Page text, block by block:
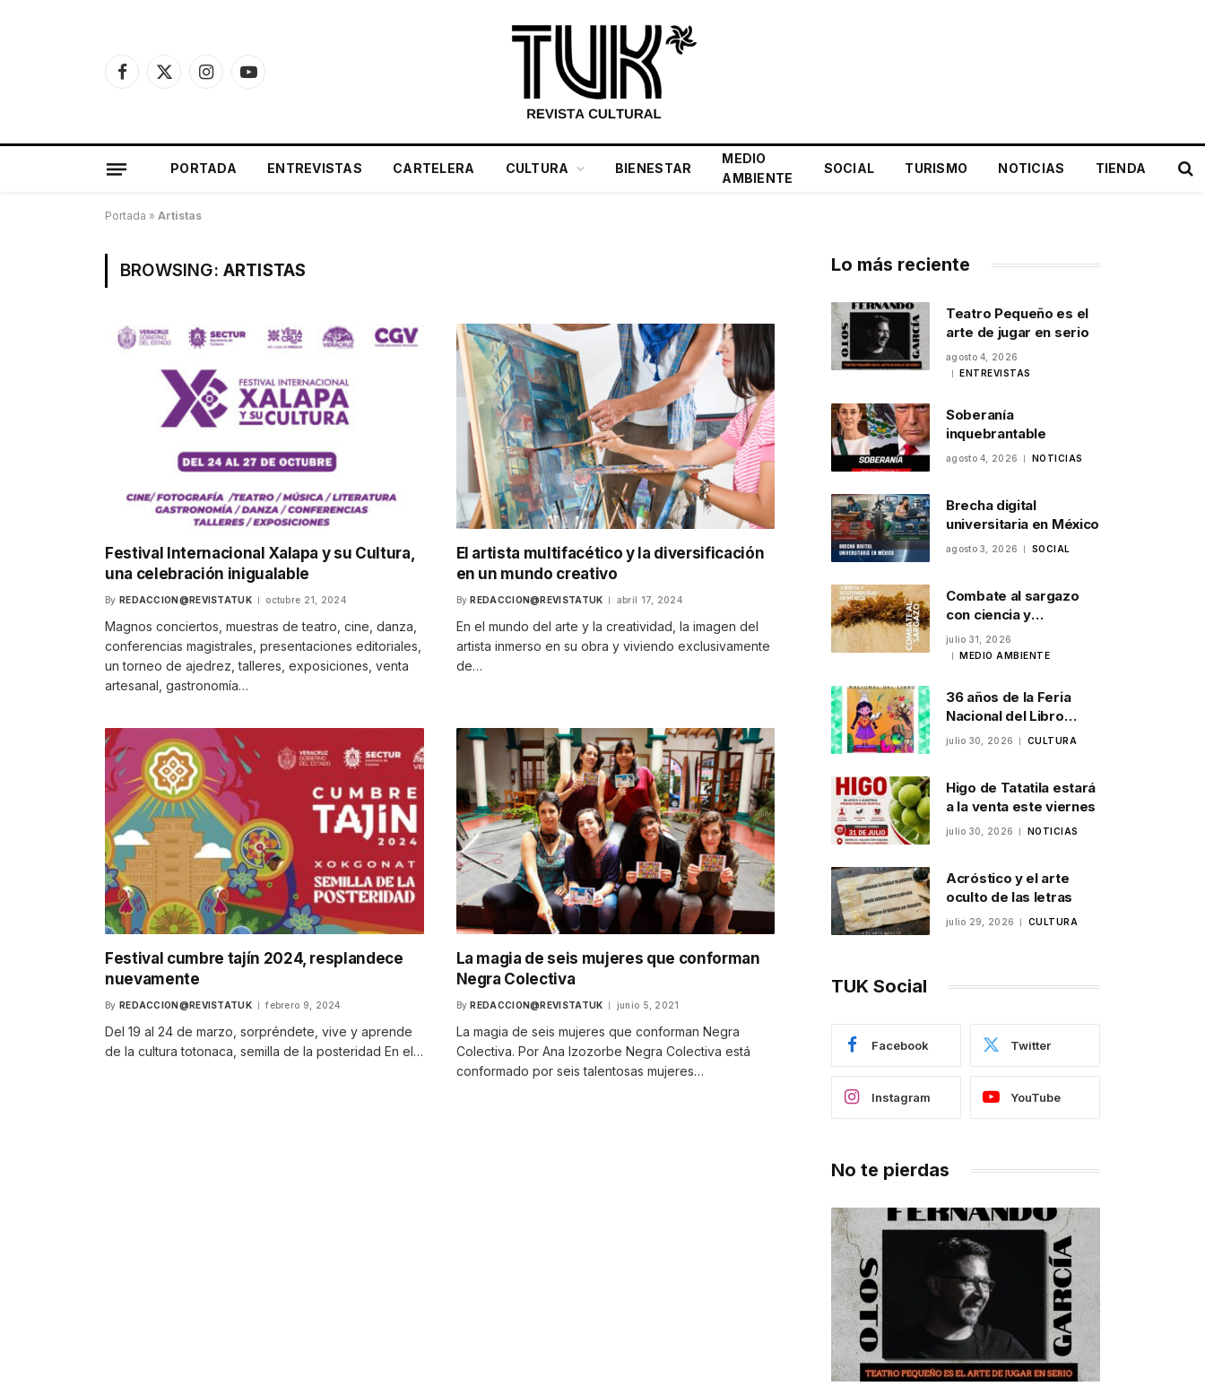
Facebook
X
InstagramYouTube
PORTADA ENTREVISTAS CARTELERA CULTURA BIENESTAR
MEDIO
AMBIENTE
SOCIAL TURISMO NOTICIAS TIENDA
Portada » Artistas
BROWSING: ARTISTAS
Festival Internacional Xalapa y su Cultura,
una celebración inigualable
By REDACCION@REVISTATUK octubre 21, 2024
Magnos conciertos, muestras de teatro, cine, danza,
conferencias magistrales, presentaciones editoriales,
un torneo de ajedrez, talleres, exposiciones, venta
artesanal, gastronomía…
El artista multifacético y la diversificación
en un mundo creativo
By REDACCION@REVISTATUK abril 17, 2024
En el mundo del arte y la creatividad, la imagen del
artista inmerso en su obra y viviendo exclusivamente
de…
Festival cumbre tajín 2024, resplandece
nuevamente
By REDACCION@REVISTATUK febrero 9, 2024
Del 19 al 24 de marzo, sorpréndete, vive y aprende
de la cultura totonaca, semilla de la posteridad En el…
La magia de seis mujeres que conforman
Negra Colectiva
By REDACCION@REVISTATUK junio 5, 2021
La magia de seis mujeres que conforman Negra
Colectiva. Por Ana Izozorbe Negra Colectiva está
conformado por seis talentosas mujeres…
Lo más reciente
Teatro Pequeño es el
arte de jugar en serio
agosto 4, 2026
ENTREVISTAS
Soberanía
inquebrantable
agosto 4, 2026 NOTICIAS
Brecha digital
universitaria en México
agosto 3, 2026 SOCIAL
Combate al sargazo
con ciencia y
sostenibilidad en
México
julio 31, 2026
MEDIO AMBIENTE
36 años de la Feria
Nacional del Libro
Infantil y Juvenil en
julio 30, 2026 CULTURA
Higo de Tatatila estará
a la venta este viernes
julio 30, 2026 NOTICIAS
Acróstico y el arte
oculto de las letras
julio 29, 2026 CULTURA
TUK Social
Facebook Twitter
Instagram YouTube
No te pierdas